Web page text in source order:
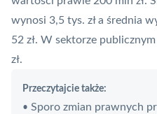
wynosi 3,5 tys. zł a średnia
52 zł. W sektorze
zł.
Przeczytajcie także:
• Sporo zmian prawnych